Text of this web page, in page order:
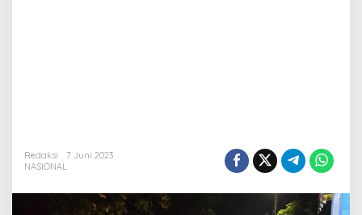
Redaksi
7 Juni 2023
NASIONAL